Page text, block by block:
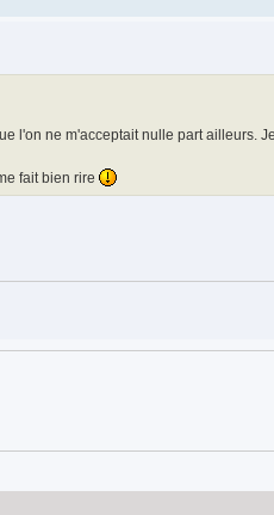
l'on ne m'acceptait nulle part ailleurs.
fait bien rire